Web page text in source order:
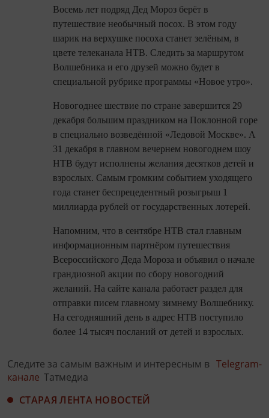
Восемь лет подряд Дед Мороз берёт в
путешествие необычный посох. В этом году
шарик на верхушке посоха станет зелёным, в
цвете телеканала НТВ. Следить за маршрутом
Волшебника и его друзей можно будет в
специальной рубрике программы «Новое утро».
Новогоднее шествие по стране завершится 29
декабря большим праздником на Поклонной горе
в специально возведённой «Ледовой Москве». А
31 декабря в главном вечернем новогоднем шоу
НТВ будут исполнены желания десятков детей и
взрослых. Самым громким событием уходящего
года станет беспрецедентный розыгрыш 1
миллиарда рублей от государственных лотерей.
Напомним, что в сентябре НТВ стал главным
информационным партнёром путешествия
Всероссийского Деда Мороза и объявил о начале
грандиозной акции по сбору новогодний
желаний. На сайте канала работает раздел для
отправки писем главному зимнему Волшебнику.
На сегодняшний день в адрес НТВ поступило
более 14 тысяч посланий от детей и взрослых.
Следите за самым важным и интересным в Telegram-
канале Татмедиа
СТАРАЯ ЛЕНТА НОВОСТЕЙ